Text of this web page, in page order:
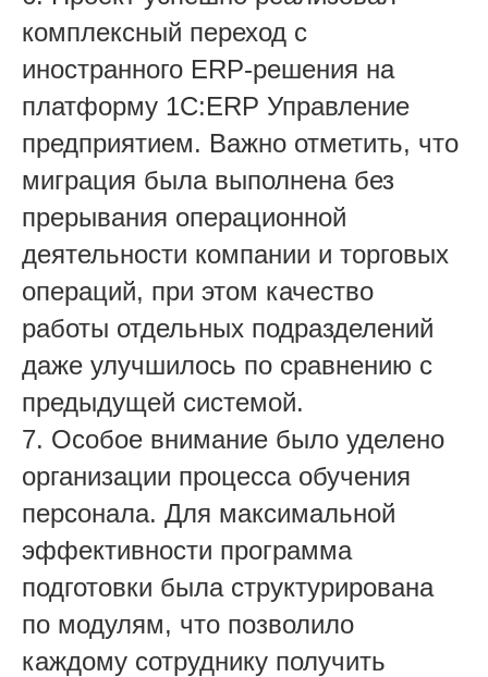
комплексный переход с
иностранного ERP-решения на
платформу 1С:ERP Управление
предприятием. Важно отметить, что
миграция была выполнена без
прерывания операционной
деятельности компании и торговых
операций, при этом качество
работы отдельных подразделений
даже улучшилось по сравнению с
предыдущей системой.
7. Особое внимание было уделено
организации процесса обучения
персонала. Для максимальной
эффективности программа
подготовки была структурирована
по модулям, что позволило
каждому сотруднику получить